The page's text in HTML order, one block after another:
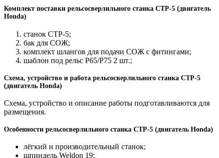
Комплект поставки рельсосверлильного станка СТР-5 (двигатель
Honda)
станок СТР-5;
бак для СОЖ;
комплект шлангов для подачи СОЖ с фитингами;
шаблон под рельс Р65/Р75 2 шт.;
Схема, устройство и работа рельсосверлильного станка СТР-5
(двигатель Honda)
Схема, устройство и описание работы подготавливаются для
размещения.
Особенности рельсосверлильного станка СТР-5 (двигатель Honda)
лёгкий и производительный станок;
шпиндель Weldon 19;